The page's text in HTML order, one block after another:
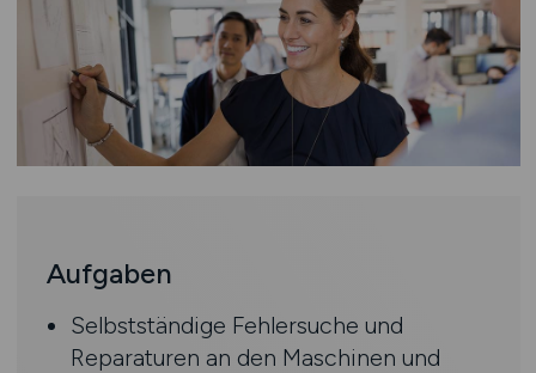
Aufgaben
Selbstständige Fehlersuche und
Reparaturen an den Maschinen und